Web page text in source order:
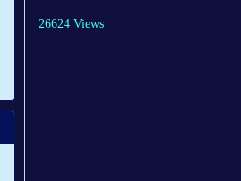
26624 Views